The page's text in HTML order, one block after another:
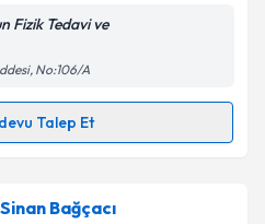
Fizik Tedavi ve
No:106/A
Talep Et
Uzuniçin randevu takvimi
Bağçacı